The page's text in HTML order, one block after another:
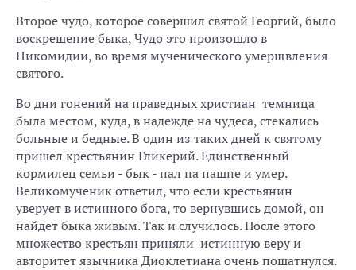
Второе чудо, которое совершил святой Георгий, было
воскрешение быка, Чудо это произошло в
Никомидии, во время мученического умерщвления
святого.
Во дни гонений на праведных христиан темница
была местом, куда, в надежде на чудеса, стекались
больные и бедные. В один из таких дней к святому
пришел крестьянин Гликерий. Единственный
кормилец семьи - бык - пал на пашне и умер.
Великомученик ответил, что если крестьянин
уверует в истинного бога, то вернувшись домой, он
найдет быка живым. Так и случилось. После этого
множество крестьян приняли истинную веру и
авторитет язычника Диоклетиана очень пошатнулся.